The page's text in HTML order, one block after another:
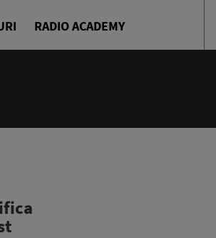
RADIO ACADEMY